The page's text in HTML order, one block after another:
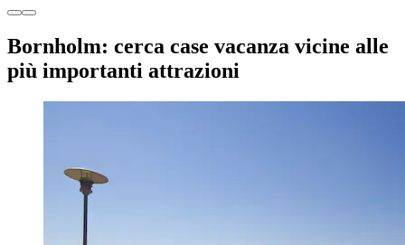
Bornholm: cerca case vacanza vicine alle
più importanti attrazioni